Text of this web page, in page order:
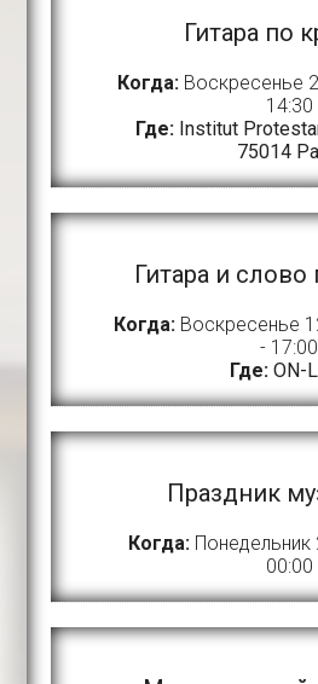
Гитара по
Когда:Воскресенье
14:30
Где: Institut
75014
Гитара и слово
Когда: Воскресенье
- 17:00
Где: ON-
Праздник
Когда:
00:00